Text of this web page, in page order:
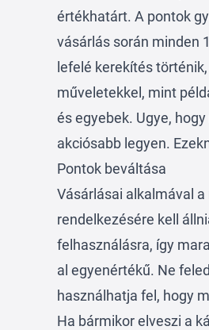
értékhatárt. A pontok
vásárlás során minden
lefelé kerekítés
műveletekkel, mint
és egyebek. Ugye,
akciósabb legyen.
Pontok beváltása
Vásárlásai alkalmával
rendelkezésére kell
felhasználásra, így
al egyenértékű. Ne
használhatja fel, hogy
Ha bármikor elveszi a